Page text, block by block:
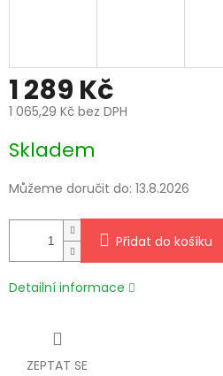
1 289 Kč
1 065,29 Kč bez DPH
cena:
Skladem
Můžeme doručit do: 13.8.2026
Přidat do košíku
Detailní informace
ZEPTAT SE